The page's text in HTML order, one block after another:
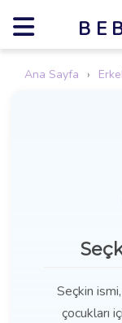
Ana Sayfa ›
Seçkin
çocukları